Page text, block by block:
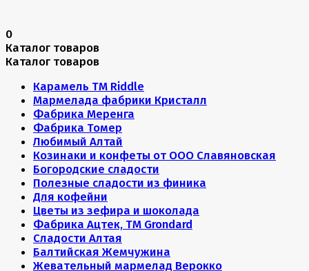
0
Каталог товаров
Каталог товаров
Карамель ТМ Riddle
Мармелада фабрики Кристалл
Фабрика Меренга
Фабрика Томер
Любимый Алтай
Козинаки и конфеты от ООО Славяновская
Богородские сладости
Полезные сладости из финика
Для кофейни
Цветы из зефира и шоколада
Фабрика Ацтек, ТМ Grondard
Сладости Алтая
Балтийская Жемчужина
Жевательный мармелад Верокко